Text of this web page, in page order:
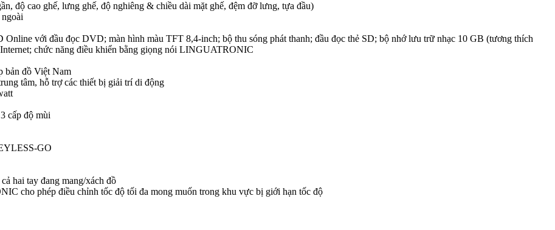
độ cao ghế, lưng ghế, độ nghiêng & chiều dài mặt ghế, đệm đỡ lưng, tựa đầu)
với đầu đọc DVD; màn hình màu TFT 8,4-inch; bộ thu sóng phát thanh; đầu đọc thẻ SD; bộ nhớ lưu trữ nhạc 10 GB (tương thích
chức năng điều khiển bằng giọng nói LINGUATRONIC
bản đồ Việt Nam
tâm, hỗ trợ các thiết bị giải trí di động
cấp độ mùi
GO
hai tay đang mang/xách đồ
cho phép điều chỉnh tốc độ tối đa mong muốn trong khu vực bị giới hạn tốc độ